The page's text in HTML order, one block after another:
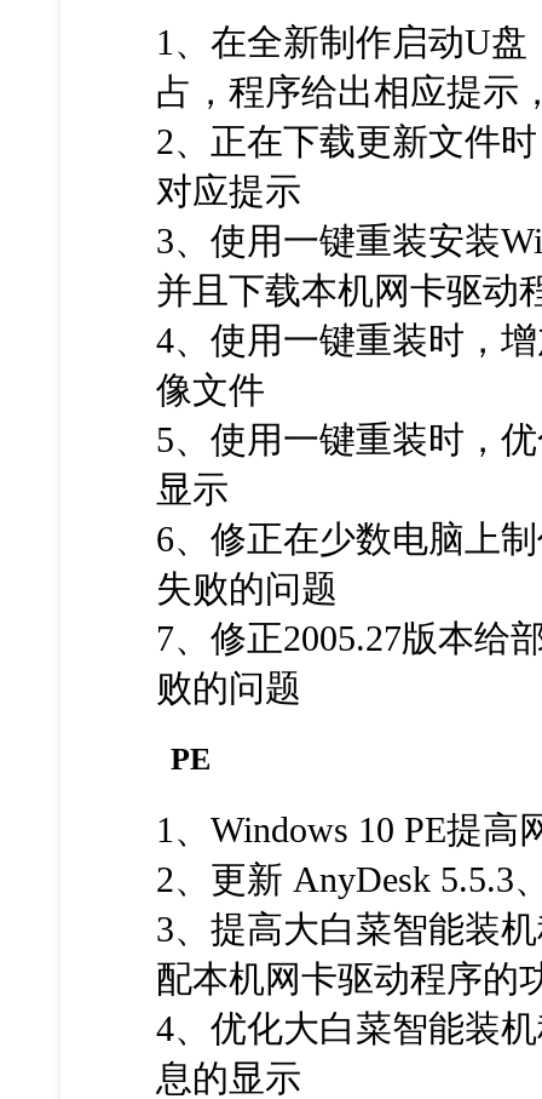
1、在全新制作启动U
占，程序给出相应提示
2、正在下载更新文件
对应提示
3、使用一键重装安装
并且下载本机网卡驱动
4、使用一键重装时，
像文件
5、使用一键重装时，
显示
6、修正在少数电脑上
失败的问题
7、修正2005.27版本给
败的问题
PE
1、Windows 10 PE提
2、更新 AnyDesk 5.5.3
3、提高大白菜智能装
配本机网卡驱动程序的
4、优化大白菜智能装
息的显示